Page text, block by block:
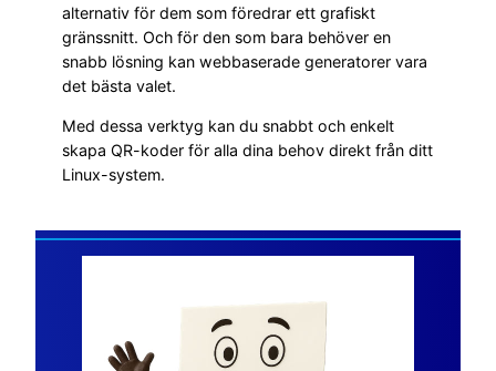
alternativ för dem som föredrar ett grafiskt
gränssnitt. Och för den som bara behöver en
snabb lösning kan webbaserade generatorer vara
det bästa valet.
Med dessa verktyg kan du snabbt och enkelt
skapa QR-koder för alla dina behov direkt från ditt
Linux-system.